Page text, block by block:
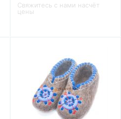
Свяжитесь с нами насчёт
цены